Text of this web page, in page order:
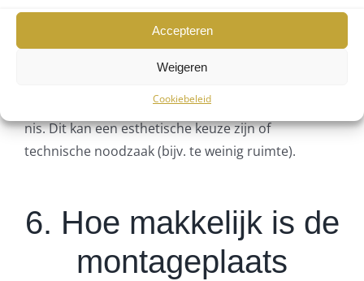
Accepteren
Weigeren
Cookiebeleid
Screens zijn buitenleven producten en zijn
ontwikkeld om aan de buitenzijde van uw woning
dag’ of ‘op-de-dag’ gemonteerd; of wel in of op de
nis. Dit kan een esthetische keuze zijn of
technische noodzaak (bijv. te weinig ruimte).
6. Hoe makkelijk is de
montageplaats